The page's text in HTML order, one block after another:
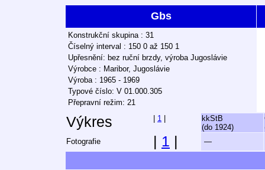
Gbs
Konstrukční skupina : 31
Číselný interval : 150 0 až 150 1
Upřesnění: bez ruční brzdy, výroba Jugoslávie
Výrobce : Maribor, Jugoslávie
Výroba : 1965 - 1969
Typové číslo: V 01.000.305
Přepravní režim: 21
Výkres 1
kkStB
(do 1924)
Fotografie
1 —